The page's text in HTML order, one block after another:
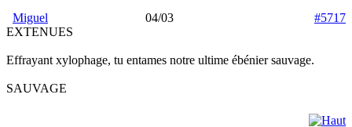
Miguel 04/03
#5717
EXTENUES
Effrayant xylophage, tu entames notre ultime ébénier sauvage.
SAUVAGE